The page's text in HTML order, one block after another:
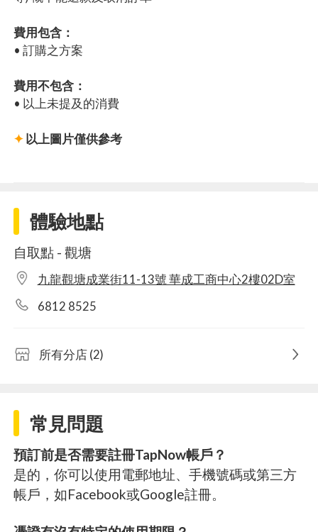
費用包含：
• 訂購之方案
費用不包含：
• 以上未提及的消費
✦以上圖片僅供參考
體驗地點
自取點 - 觀塘
九龍觀塘成業街11-13號 華成工商中心2樓02D室
6812 8525
所有分店 (2)
常見問題
預訂前是否需要註冊TapNow帳戶？
是的，你可以使用電郵地址、手機號碼或第三方
帳戶，如Facebook或Google註冊。